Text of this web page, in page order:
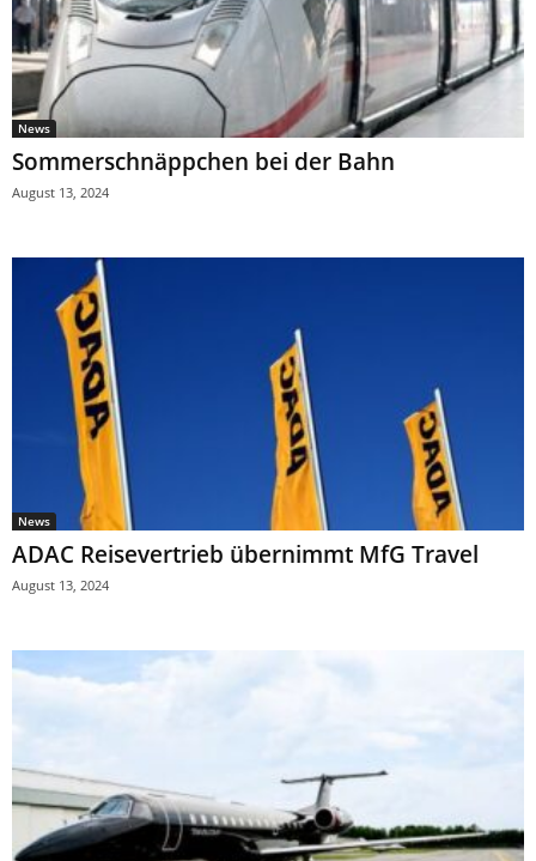
News
Sommerschnäppchen bei der Bahn
August 13, 2024
News
ADAC Reisevertrieb übernimmt MfG Travel
August 13, 2024